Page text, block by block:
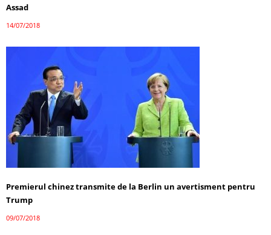
Assad
14/07/2018
Premierul chinez transmite de la Berlin un avertisment pentru
Trump
09/07/2018